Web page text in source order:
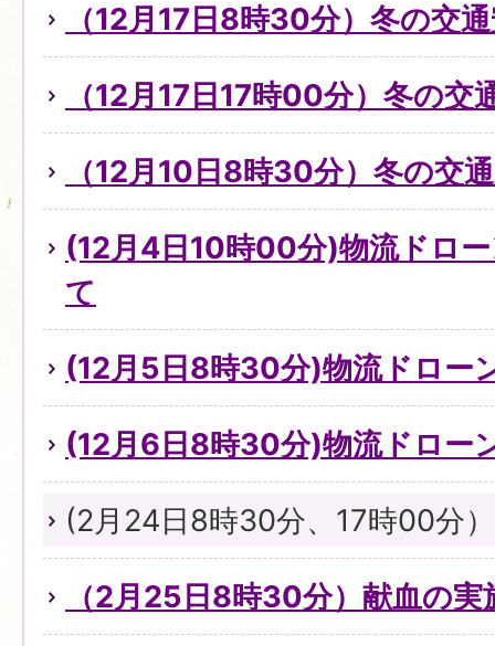
（12月17日8時30分）冬の交
（12月17日17時00分）冬の交
（12月10日8時30分）冬の交
(12月4日10時00分)物流ドロ
て
(12月5日8時30分)物流ドロー
(12月6日8時30分)物流ドロー
(2月24日8時30分、17時00分
（2月25日8時30分）献血の